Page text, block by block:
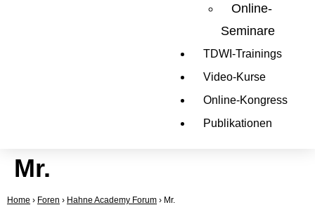
Online-
Seminare
TDWI-Trainings
Video-Kurse
Online-Kongress
Publikationen
Mr.
Home › Foren › Hahne Academy Forum › Mr.